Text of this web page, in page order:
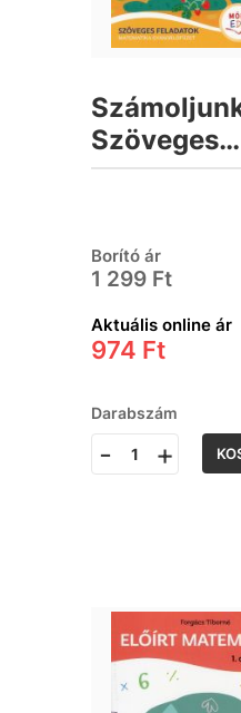
Szöveges
feladatok
Borító ár
1 299 Ft
Aktuális online ár
974 Ft
Darabszám
- +